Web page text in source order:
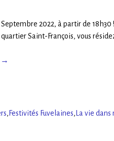
2022, à partir de 18h30
Saint-François, vous
→
, Festivités Fuvelaines, La vie